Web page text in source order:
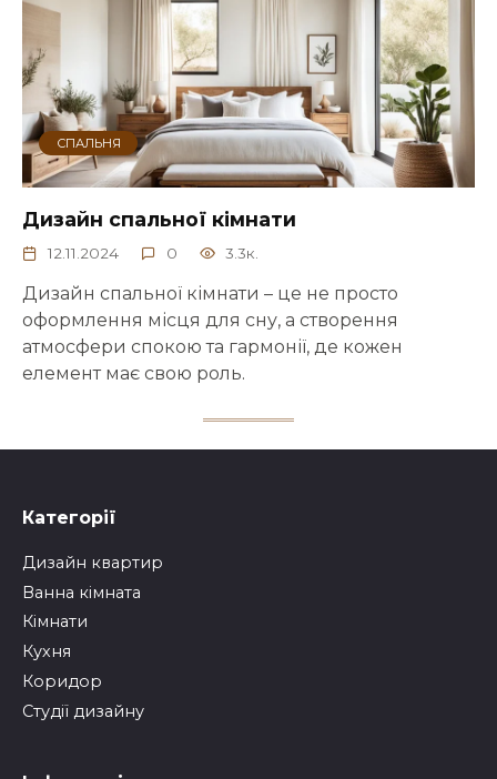
СПАЛЬНЯ
Дизайн спальної кімнати
12.11.2024 0 3.3к.
Дизайн спальної кімнати – це не просто
оформлення місця для сну, а створення
атмосфери спокою та гармонії, де кожен
елемент має свою роль.
Категорії
Дизайн квартир
Ванна кімната
Кімнати
Кухня
Коридор
Студії дизайну